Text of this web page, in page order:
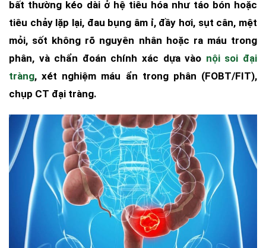
bất thường kéo dài ở hệ tiêu hóa như táo bón hoặc
tiêu chảy lặp lại, đau bụng âm ỉ, đầy hơi, sụt cân, mệt
mỏi, sốt không rõ nguyên nhân hoặc ra máu trong
phân, và chẩn đoán chính xác dựa vào nội soi đại
tràng, xét nghiệm máu ẩn trong phân (FOBT/FIT),
chụp CT đại tràng.